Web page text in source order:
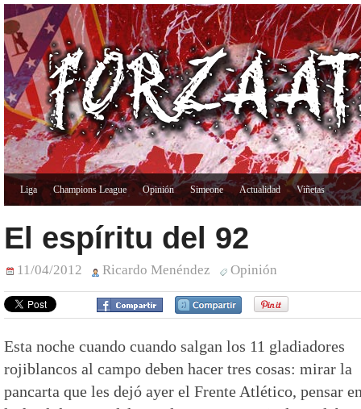
Liga Champions League Opinión Simeone Actualidad Viñetas
El espíritu del 92
11/04/2012 Ricardo Menéndez Opinión
Esta noche cuando cuando salgan los 11 gladiadores
rojiblancos al campo deben hacer tres cosas: mirar la
pancarta que les dejó ayer el Frente Atlético, pensar